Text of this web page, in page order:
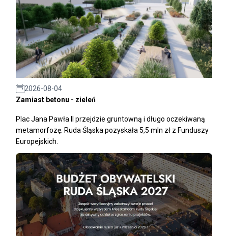
2026-08-04
Zamiast betonu - zieleń
Plac Jana Pawła II przejdzie gruntowną i długo oczekiwaną
metamorfozę. Ruda Śląska pozyskała 5,5 mln zł z Funduszy
Europejskich.